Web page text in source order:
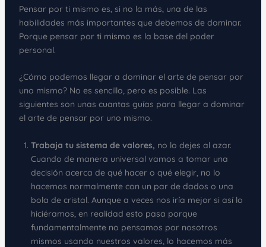
Pensar por ti mismo es, si no la más, una de las
habilidades más importantes que debemos de dominar.
Porque pensar por ti mismo es la base del poder
personal.
¿Cómo podemos llegar a dominar el arte de pensar por
uno mismo? No es sencillo, pero es posible. Las
siguientes son unas cuantas guías para llegar a dominar
el arte de pensar por uno mismo.
Trabaja tu sistema de valores, no lo dejes al azar.
Cuando de manera universal vamos a tomar una
decisión acerca de qué hacer o qué elegir, no lo
hacemos normalmente con un par de dados o una
bola de cristal. Aunque a veces nos iría mejor si así lo
hiciéramos, en realidad esto pasa porque
fundamentalmente no pensamos por nosotros
mismos usando nuestros valores, lo hacemos más